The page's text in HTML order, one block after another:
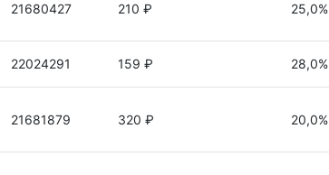
21680427 210 ₽ 25,0%
22024291 159 ₽ 28,0%
21681879 320 ₽ 20,0%